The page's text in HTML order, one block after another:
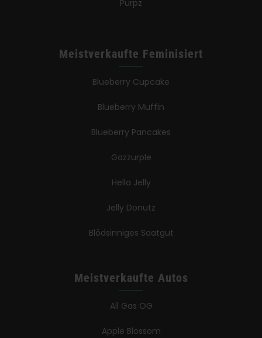
Purpz
Meistverkaufte Feminisiert
Blueberry Cupcake
Blueberry Muffin
Blueberry Pancakes
Gazzurple
Hella Jelly
Jelly Donutz
Blödsinniges Saatgut
Meistverkaufte Autos
All Gas OG
Apple Blossom